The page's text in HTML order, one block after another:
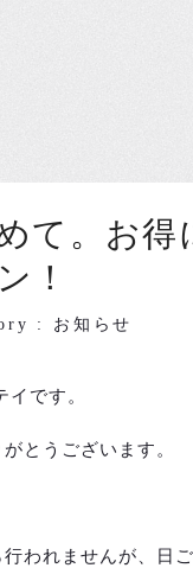
て。お得
！
: お知らせ
です。
とうございます。
われませんが、日